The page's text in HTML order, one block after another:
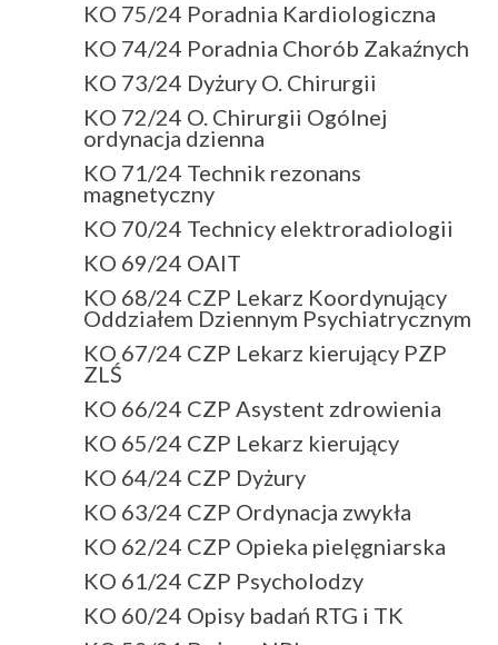
KO 75/24 Poradnia Kardiologiczna
KO 74/24 Poradnia Chorób Zakaźnych
KO 73/24 Dyżury O. Chirurgii
KO 72/24 O. Chirurgii Ogólnej
ordynacja dzienna
KO 71/24 Technik rezonans
magnetyczny
KO 70/24 Technicy elektroradiologii
KO 69/24 OAIT
KO 68/24 CZP Lekarz Koordynujący
Oddziałem Dziennym Psychiatrycznym
KO 67/24 CZP Lekarz kierujący PZP
ZLŚ
KO 66/24 CZP Asystent zdrowienia
KO 65/24 CZP Lekarz kierujący
KO 64/24 CZP Dyżury
KO 63/24 CZP Ordynacja zwykła
KO 62/24 CZP Opieka pielęgniarska
KO 61/24 CZP Psycholodzy
KO 60/24 Opisy badań RTG i TK